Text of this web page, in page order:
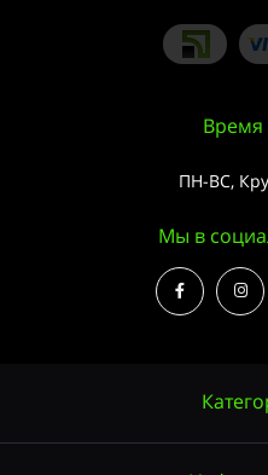
Время
ПН-ВС,
Мы в